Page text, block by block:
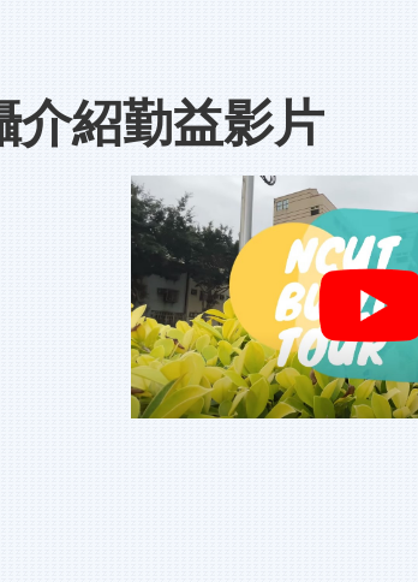
介紹勤益影片